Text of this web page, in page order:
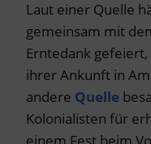
Laut einer Quelle
gemeinsam mit
Erntedank
ihrer Ankunft in
andere Quelle
Kolonialisten für
einem Fest beim